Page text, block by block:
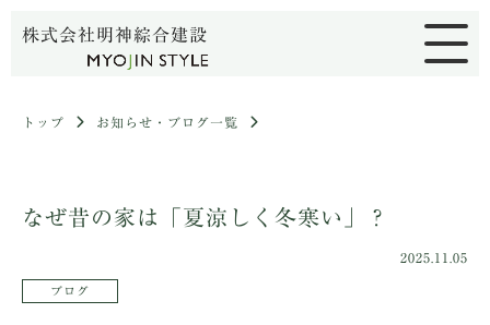
株式会社明神綜合建設
トップ お知らせ・ブログ一覧
なぜ昔の家は「夏涼しく冬寒い」？
2025.11.05
ブログ